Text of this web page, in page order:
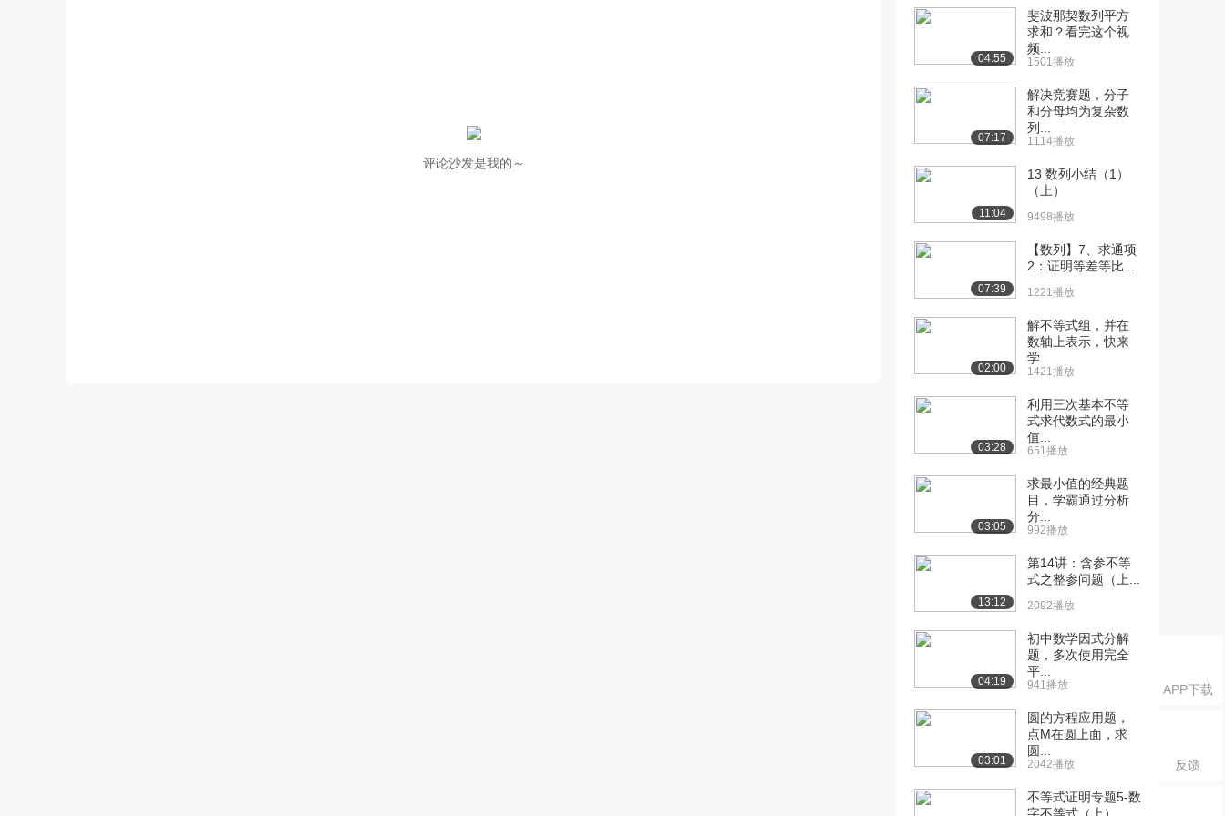
APP下载
反馈
评论沙发是我的～
[10] 【基础】【函数】4、
07:51
求函数解析式的...
函数的单调性与...
函数的单调性与...
[14] 【基础】【函数】5、
函数的单调性与...
[15] 【基础】【函数】6、
分段函数的单调...
1382播放
[16] 【基础】【函数】7、
3487播放
[17] 【基础】【函数】7、
1895播放
[18] 【基础】【函数】7、
高考常考的几类...
2065播放
[19] 【基础】【函数】8、
根据奇偶性求解...
06:52
[20] 【中档】【函数】9、
用奇偶性图形的...
11:21
[21] 【中档】【函数】9、
04:55
斐波那契数列平方
求和？看完这个视
频...
1501播放
07:17
解决竞赛题，分子
和分母均为复杂数
列...
1114播放
11:04
13 数列小结（1）
（上）
9498播放
07:39
【数列】7、求通项
2：证明等差等比...
1221播放
02:00
解不等式组，并在
数轴上表示，快来
学
1421播放
03:28
利用三次基本不等
式求代数式的最小
值...
651播放
03:05
求最小值的经典题
目，学霸通过分析
分...
992播放
13:12
第14讲：含参不等
式之整参问题（上...
2092播放
04:19
初中数学因式分解
题，多次使用完全
平...
941播放
03:01
圆的方程应用题，
点M在圆上面，求
圆...
2042播放
不等式证明专题5-数